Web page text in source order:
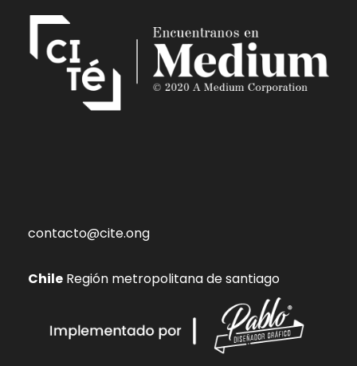
contacto@cite.ong
Chile Región metropolitana de santiago